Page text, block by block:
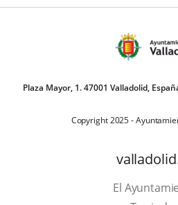
Plaza Mayor, 1. 47001 Valladolid,
Copyright 2025 -
El